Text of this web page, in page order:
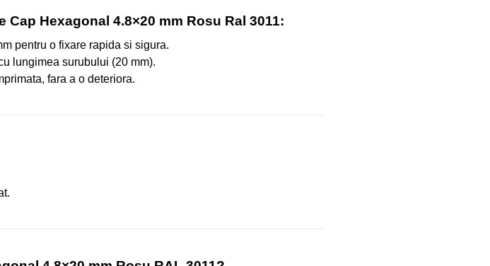
Hexagonal 4.8×20 mm Rosu Ral 3011:
pentru o fixare rapida si sigura.
lungimea surubului (20 mm).
fara a o deteriora.